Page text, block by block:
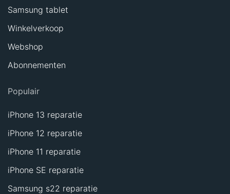
Samsung tablet
Winkelverkoop
Webshop
Abonnementen
Populair
iPhone 13 reparatie
iPhone 12 reparatie
iPhone 11 reparatie
iPhone SE reparatie
Samsung s22 reparatie